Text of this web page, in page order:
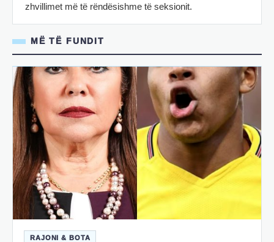
zhvillimet më të rëndësishme të seksionit.
MË TË FUNDIT
RAJONI & BOTA